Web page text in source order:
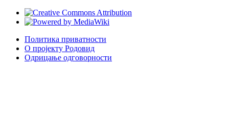
Политика приватности
О пројекту Родовид
Одрицање одговорности